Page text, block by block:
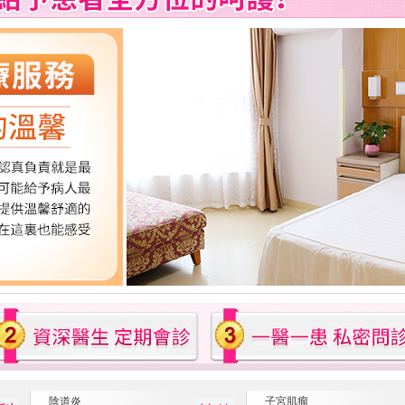
陰道炎 子宮肌瘤